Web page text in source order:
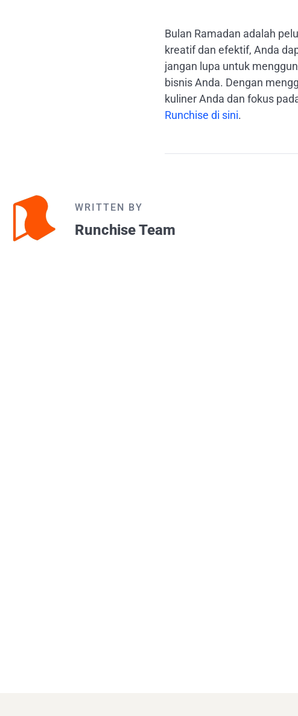
Bulan Ramadan adalah
kreatif dan efektif, Anda
jangan lupa untuk
bisnis Anda. Dengan
kuliner Anda dan fokus
Runchise di sini.
WRITTEN BY
Runchise Team